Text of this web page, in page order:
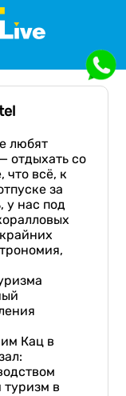
любят
отдыхать со
что всё, к
за
у нас под
Кац в
туризм в